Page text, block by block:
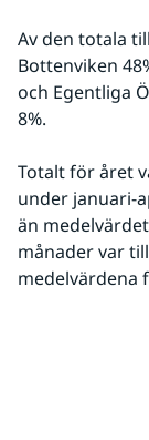
Av den totala
Bottenviken
och Egentliga
8%.
Totalt för året
under januari-
än
månader var
medelvärdena